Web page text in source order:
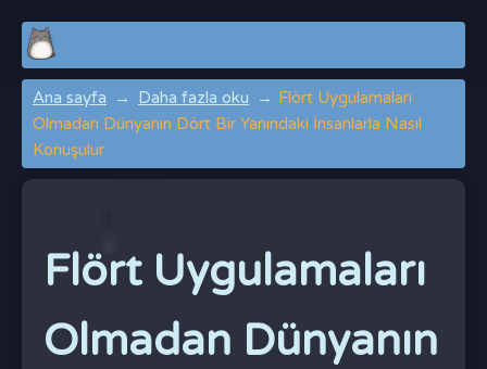
Ana sayfa Daha fazla oku
Flört Uygulamaları
Olmadan Dünyanın Dört Bir Yanındaki İnsanlarla Nasıl
Konuşulur
Flört Uygulamaları
Olmadan Dünyanın